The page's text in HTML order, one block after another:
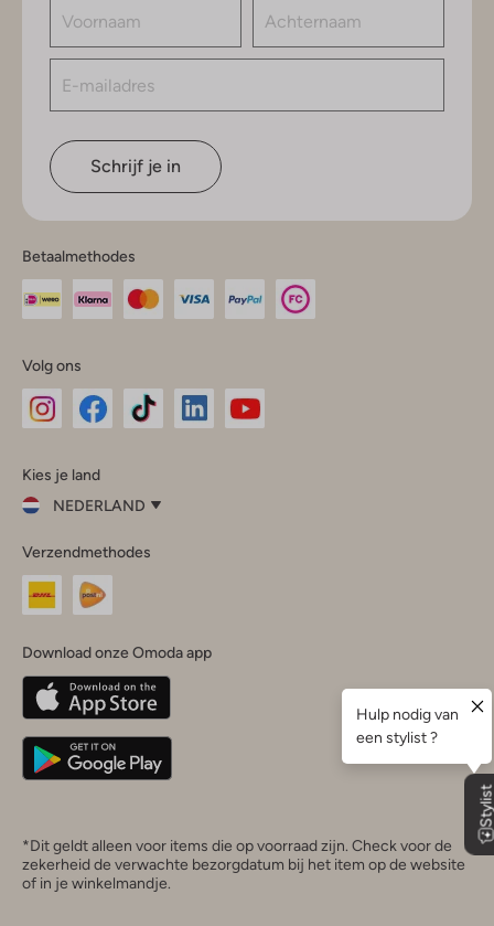
Schrijf je in
Betaalmethodes
Volg ons
InstagramFacebook
Kies je land
NEDERLAND
je
land
Nederland
Belgique(Français)
Deutschland
Verzendmethodes
Download onze Omoda app
*Dit geldt alleen voor items die op voorraad zijn. Check voor de
zekerheid de verwachte bezorgdatum bij het item op de website
of in je winkelmandje.